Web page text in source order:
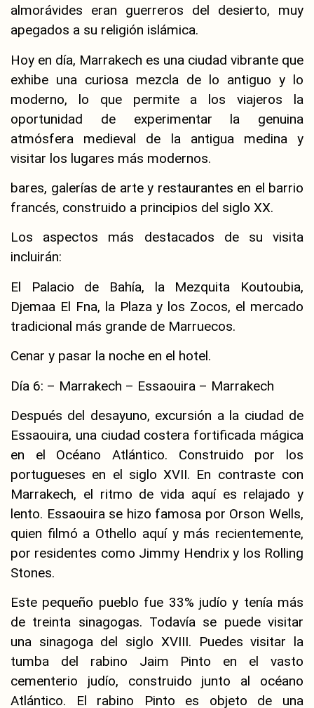
almorávides eran guerreros del desierto, muy
apegados a su religión islámica.
Hoy en día, Marrakech es una ciudad vibrante que
exhibe una curiosa mezcla de lo antiguo y lo
moderno, lo que permite a los viajeros la
oportunidad de experimentar la genuina
atmósfera medieval de la antigua medina y
visitar los lugares más modernos.
bares, galerías de arte y restaurantes en el barrio
francés, construido a principios del siglo XX.
Los aspectos más destacados de su visita
incluirán:
El Palacio de Bahía, la Mezquita Koutoubia,
Djemaa El Fna, la Plaza y los Zocos, el mercado
tradicional más grande de Marruecos.
Cenar y pasar la noche en el hotel.
Día 6: – Marrakech – Essaouira – Marrakech
Después del desayuno, excursión a la ciudad de
Essaouira, una ciudad costera fortificada mágica
en el Océano Atlántico. Construido por los
portugueses en el siglo XVII. En contraste con
Marrakech, el ritmo de vida aquí es relajado y
lento. Essaouira se hizo famosa por Orson Wells,
quien filmó a Othello aquí y más recientemente,
por residentes como Jimmy Hendrix y los Rolling
Stones.
Este pequeño pueblo fue 33% judío y tenía más
de treinta sinagogas. Todavía se puede visitar
una sinagoga del siglo XVIII. Puedes visitar la
tumba del rabino Jaim Pinto en el vasto
cementerio judío, construido junto al océano
Atlántico. El rabino Pinto es objeto de una